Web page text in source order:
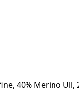
40% Merino Ull,